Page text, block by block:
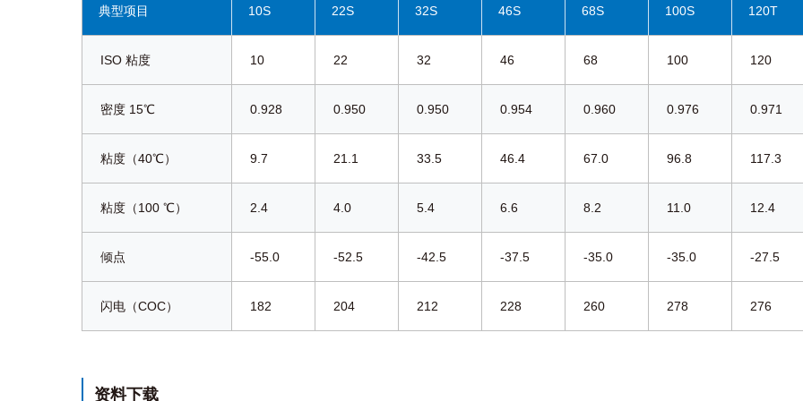
典型项目 10S 22S 32S 46S 68S 100S 120T
ISO 粘度 10 22 32 46 68 100 120
密度 15℃ 0.928 0.950 0.950 0.954 0.960 0.976 0.971
粘度（40℃） 9.7 21.1 33.5 46.4 67.0 96.8 117.3
粘度（100 ℃） 2.4 4.0 5.4 6.6 8.2 11.0 12.4
倾点 -55.0 -52.5 -42.5 -37.5 -35.0 -35.0 -27.5
闪电（COC） 182 204 212 228 260 278 276
资料下载